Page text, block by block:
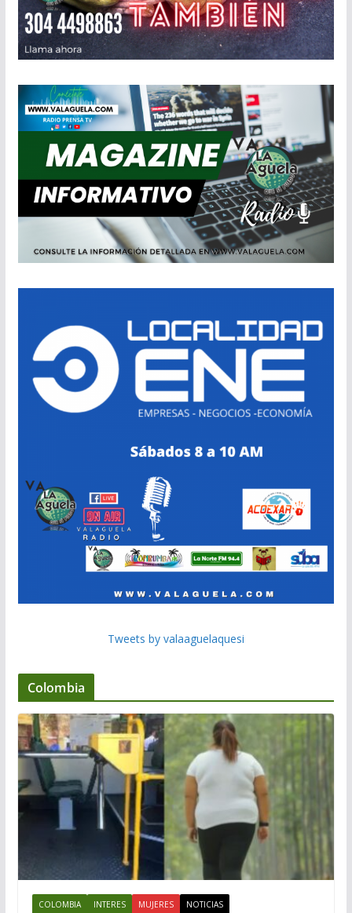
Tweets by valaaguelaquesi
Colombia
COLOMBIA INTERES MUJERES NOTICIAS